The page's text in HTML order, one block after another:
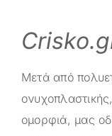
Μετά από
ομορφιά, μας